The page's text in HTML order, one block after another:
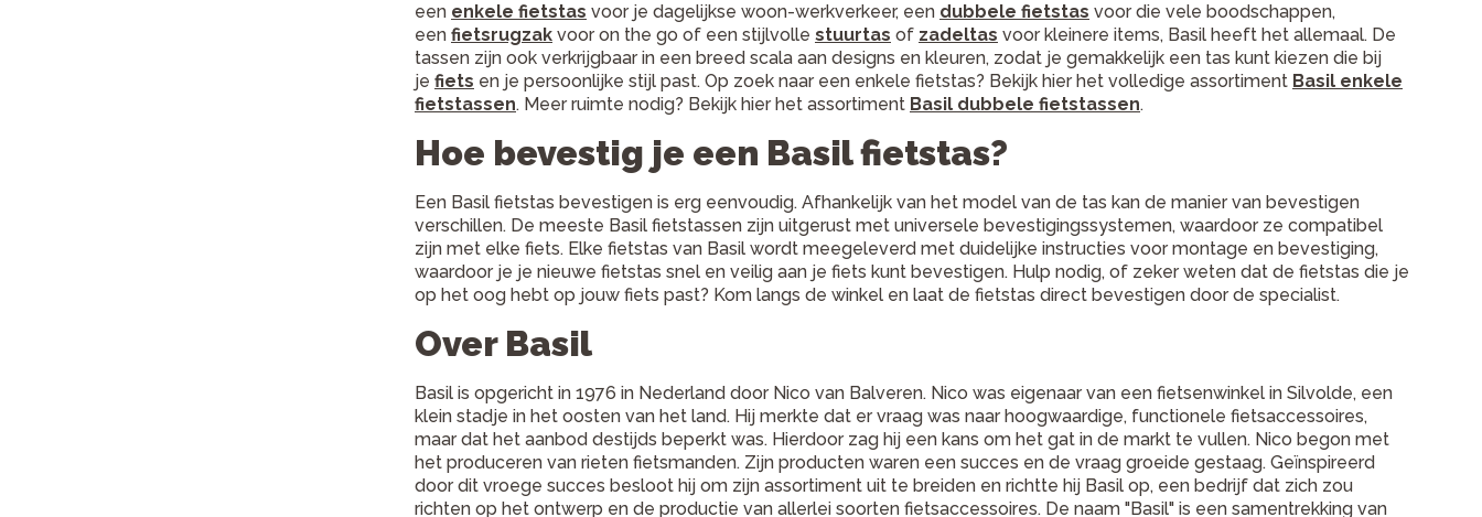
een enkele fietstas voor je dagelijkse woon-werkverkeer, een dubbele fietstas voor die vele boodschappen,
een fietsrugzak voor on the go of een stijlvolle stuurtas of zadeltas voor kleinere items, Basil heeft het allemaal. De
tassen zijn ook verkrijgbaar in een breed scala aan designs en kleuren, zodat je gemakkelijk een tas kunt kiezen die bij
je fiets en je persoonlijke stijl past. Op zoek naar een enkele fietstas? Bekijk hier het volledige assortiment Basil enkele
fietstassen. Meer ruimte nodig? Bekijk hier het assortiment Basil dubbele fietstassen.
Hoe bevestig je een Basil fietstas?
Een Basil fietstas bevestigen is erg eenvoudig. Afhankelijk van het model van de tas kan de manier van bevestigen
verschillen. De meeste Basil fietstassen zijn uitgerust met universele bevestigingssystemen, waardoor ze compatibel
zijn met elke fiets. Elke fietstas van Basil wordt meegeleverd met duidelijke instructies voor montage en bevestiging,
waardoor je je nieuwe fietstas snel en veilig aan je fiets kunt bevestigen. Hulp nodig, of zeker weten dat de fietstas die je
op het oog hebt op jouw fiets past? Kom langs de winkel en laat de fietstas direct bevestigen door de specialist.
Over Basil
Basil is opgericht in 1976 in Nederland door Nico van Balveren. Nico was eigenaar van een fietsenwinkel in Silvolde, een
klein stadje in het oosten van het land. Hij merkte dat er vraag was naar hoogwaardige, functionele fietsaccessoires,
maar dat het aanbod destijds beperkt was. Hierdoor zag hij een kans om het gat in de markt te vullen. Nico begon met
het produceren van rieten fietsmanden. Zijn producten waren een succes en de vraag groeide gestaag. Geïnspireerd
door dit vroege succes besloot hij om zijn assortiment uit te breiden en richtte hij Basil op, een bedrijf dat zich zou
richten op het ontwerp en de productie van allerlei soorten fietsaccessoires. De naam "Basil" is een samentrekking van